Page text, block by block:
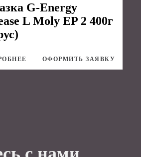
G-Energy
L Moly EP 2 400г
ОФОРМИТЬ ЗАЯВКУ